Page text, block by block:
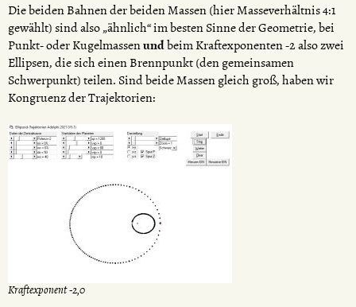
Die beiden Bahnen der beiden Massen (hier Masseverhältnis 4:1
gewählt) sind also „ähnlich“ im besten Sinne der Geometrie, bei
Punkt- oder Kugelmassenundbeim Kraftexponenten -2 also zwei
Ellipsen, die sich einen Brennpunkt (den gemeinsamen
Schwerpunkt) teilen. Sind beide Massen gleich groß, haben wir
Kongruenz der Trajektorien:
Kraftexponent -2,0